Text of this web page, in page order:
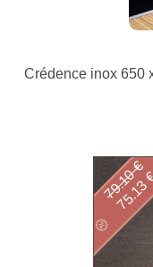
Crédence inox 650
79.10 €